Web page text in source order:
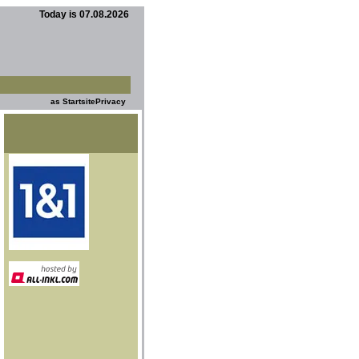
Today is 07.08.2026
as StartsitePrivacy